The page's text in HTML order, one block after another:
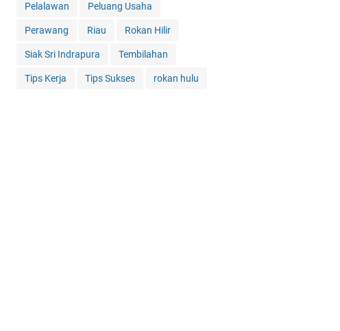
Pelalawan Peluang Usaha
Perawang Riau Rokan Hilir
Siak Sri Indrapura Tembilahan
Tips Kerja Tips Sukses rokan hulu